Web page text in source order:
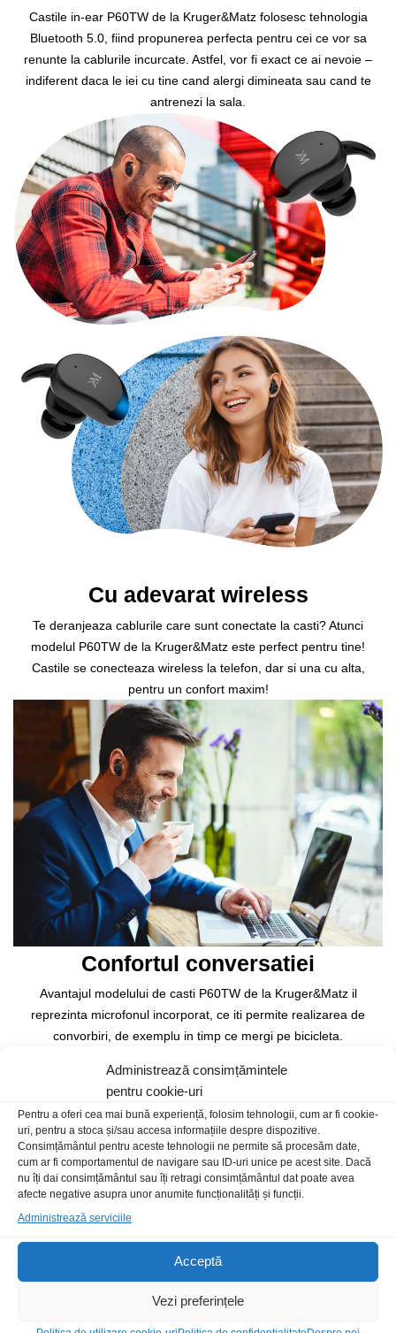
Administrează consimțămintele
pentru cookie-uri
Pentru a oferi cea mai bună experiență, folosim tehnologii, cum ar fi cookie-
uri, pentru a stoca și/sau accesa informațiile despre dispozitive.
Consimțământul pentru aceste tehnologii ne permite să procesăm date,
cum ar fi comportamentul de navigare sau ID-uri unice pe acest site. Dacă
nu îți dai consimțământul sau îți retragi consimțământul dat poate avea
afecte negative asupra unor anumite funcționalități și funcții.
Administrează serviciile
Acceptă
Vezi preferințele
Castile in-ear P60TW de la Kruger&Matz folosesc tehnologia
Bluetooth 5.0, fiind propunerea perfecta pentru cei ce vor sa
renunte la cablurile incurcate. Astfel, vor fi exact ce ai nevoie –
indiferent daca le iei cu tine cand alergi dimineata sau cand te
antrenezi la sala.
Cu adevarat wireless
Te deranjeaza cablurile care sunt conectate la casti? Atunci
modelul P60TW de la Kruger&Matz este perfect pentru tine!
Castile se conecteaza wireless la telefon, dar si una cu alta,
pentru un confort maxim!
Confortul conversatiei
Avantajul modelului de casti P60TW de la Kruger&Matz il
reprezinta microfonul incorporat, ce iti permite realizarea de
convorbiri, de exemplu in timp ce mergi pe bicicleta.
Indiferent de vreme